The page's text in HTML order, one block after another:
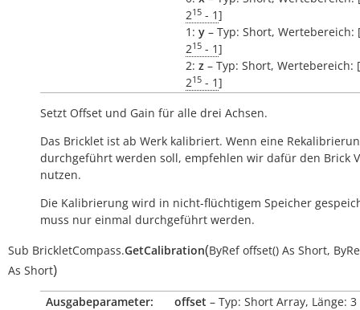
215 - 1]
1: y – Typ: Short, Wertebereich:
215 - 1]
2: z – Typ: Short, Wertebereich: [
215 - 1]
Setzt Offset und Gain für alle drei Achsen.
Das Bricklet ist ab Werk kalibriert. Wenn eine
durchgeführt werden soll, empfehlen wir dafür den Brick
nutzen.
Die Kalibrierung wird in nicht-flüchtigem Speicher
muss nur einmal durchgeführt werden.
Sub BrickletCompass.GetCalibration(ByRef offset() As Short,
As Short)
Ausgabeparameter: offset – Typ: Short Array, Länge: 3